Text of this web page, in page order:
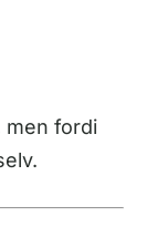
men fordi